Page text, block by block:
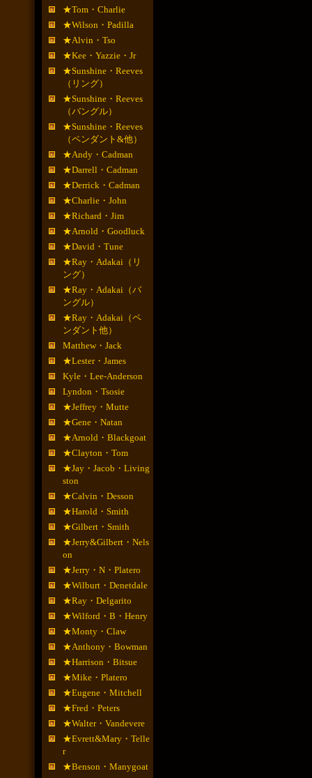
★Tom・Charlie
★Wilson・Padilla
★Alvin・Tso
★Kee・Yazzie・Jr
★Sunshine・Reeves
（リング）
★Sunshine・Reeves
（バングル）
★Sunshine・Reeves
（ペンダント&他）
★Andy・Cadman
★Darrell・Cadman
★Derrick・Cadman
★Charlie・John
★Richard・Jim
★Arnold・Goodluck
★David・Tune
★Ray・Adakai（リ
ング）
★Ray・Adakai（バ
ングル）
★Ray・Adakai（ペ
ンダント他）
Matthew・Jack
★Lester・James
Kyle・Lee-Anderson
Lyndon・Tsosie
★Jeffrey・Mutte
★Gene・Natan
★Arnold・Blackgoat
★Clayton・Tom
★Jay・Jacob・Living
ston
★Calvin・Desson
★Harold・Smith
★Gilbert・Smith
★Jerry&Gilbert・Nels
on
★Jerry・N・Platero
★Wilburt・Denetdale
★Ray・Delgarito
★Wilford・B・Henry
★Monty・Claw
★Anthony・Bowman
★Harrison・Bitsue
★Mike・Platero
★Eugene・Mitchell
★Fred・Peters
★Walter・Vandevere
★Evrett&Mary・Telle
r
★Benson・Manygoat